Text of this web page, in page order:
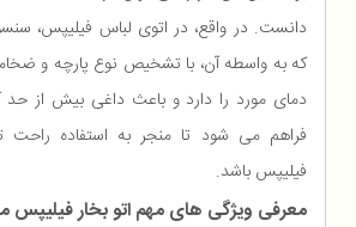
دانست. در واقع، در اتوی لباس فیلیپس،
که به واسطه آن، با تشخیص نوع پارچه و
دمای مورد را دارد و باعث داغی بیش از
فراهم می شود تا منجر به استفاده راحت
فیلیپس باشد.
معرفی ویژگی های مهم اتو بخار فیلیپس